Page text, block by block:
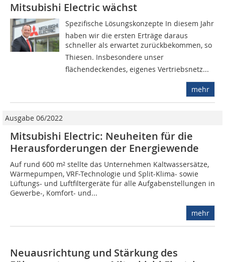
Mitsubishi Electric wächst
Spezifische Lösungskonzepte In diesem Jahr
haben wir die ersten Erträge daraus
schneller als erwartet zurückbekommen, so
Thiesen. Insbesondere unser
flächendeckendes, eigenes Vertriebsnetz...
mehr
Ausgabe 06/2022
Mitsubishi Electric: Neuheiten für die
Herausforderungen der Energiewende
Auf rund 600 m² stellte das Unternehmen Kaltwassersätze,
Wärmepumpen, VRF-Technologie und Split-Klima- sowie
Lüftungs- und Luftfiltergeräte für alle Aufgabenstellungen in
Gewerbe-, Komfort- und...
mehr
Neuausrichtung und Stärkung des